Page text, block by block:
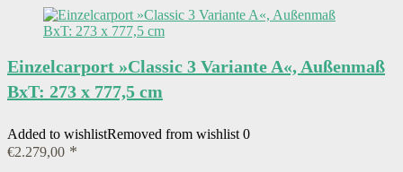
Einzelcarport »Classic 3 Variante A«, Außenmaß
BxT: 273 x 777,5 cm
Added to wishlistRemoved from wishlist 0
€2.279,00